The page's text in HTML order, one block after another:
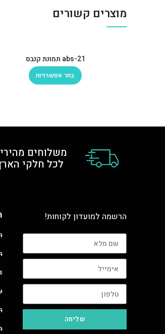
מוצרים קשורים
abs-21 תמונת קנבס
בחר אפשרויות
משלוחים
לכל חלקי
הרשמה למועדון לקוחות!
שליחה